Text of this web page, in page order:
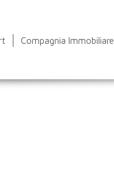
Compagnia Immobiliare